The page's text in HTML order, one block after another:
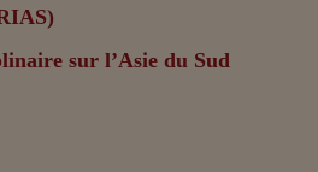
sur l’Asie du Sud